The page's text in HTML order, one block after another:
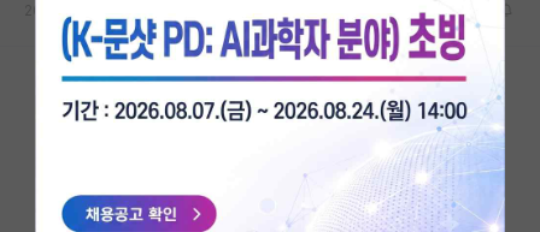
커뮤니티
커뮤니티 홈